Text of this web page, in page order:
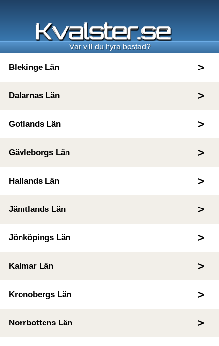
Var vill du hyra bostad?
Blekinge Län
Dalarnas Län
Gotlands Län
Gävleborgs Län
Hallands Län
Jämtlands Län
Jönköpings Län
Kalmar Län
Kronobergs Län
Norrbottens Län